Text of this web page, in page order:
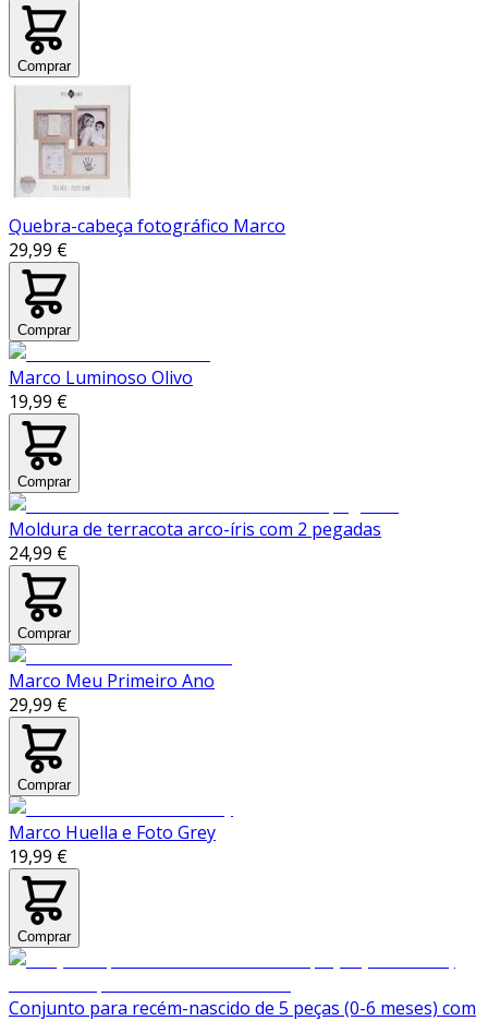
Comprar
Quebra-cabeça fotográfico Marco
29,99 €
Comprar
Marco Luminoso Olivo
19,99 €
Comprar
Moldura de terracota arco-íris com 2 pegadas
24,99 €
Comprar
Marco Meu Primeiro Ano
29,99 €
Comprar
Marco Huella e Foto Grey
19,99 €
Comprar
Conjunto para recém-nascido de 5 peças (0-6 meses) com